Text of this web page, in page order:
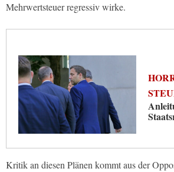
Mehrwertsteuer regressiv wirke.
Kritik an diesen Plänen kommt aus der